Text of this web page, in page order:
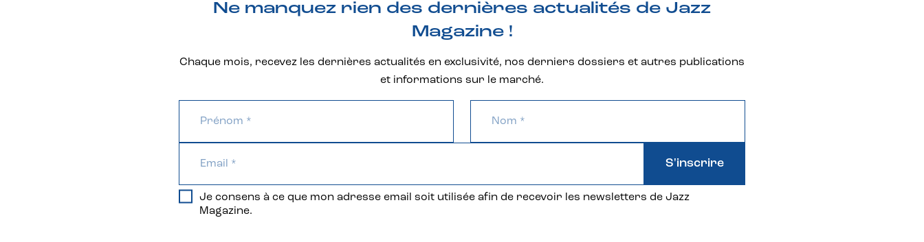
Ne manquez rien des dernières actualités de Jazz
Magazine !
Chaque mois, recevez les dernières actualités en exclusivité, nos derniers dossiers et autres publications
et informations sur le marché.
Je consens à ce que mon adresse email soit utilisée afin de recevoir les newsletters de Jazz
Magazine.
S'inscrire